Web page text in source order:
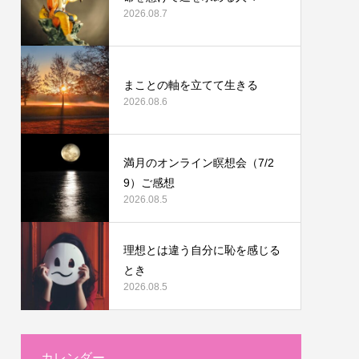
2026.08.7
まことの軸を立てて生きる
2026.08.6
満月のオンライン瞑想会（7/2
9）ご感想
2026.08.5
理想とは違う自分に恥を感じる
とき
2026.08.5